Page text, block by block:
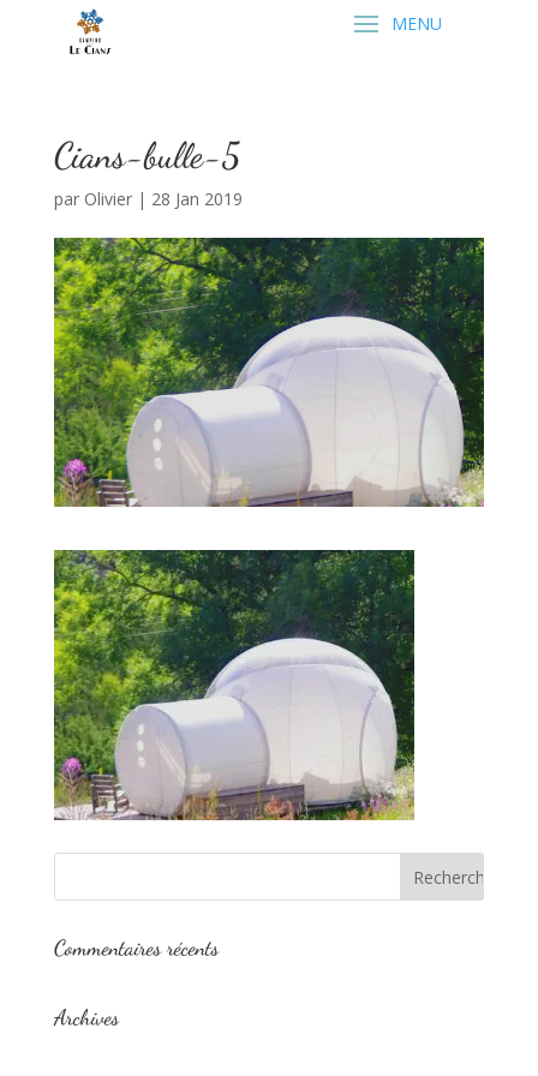
Cians-bulle-5
par Olivier| 28 Jan 2019
Commentaires récents
Archives